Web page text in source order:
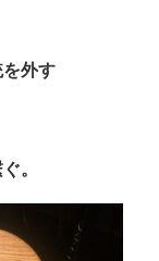
外す
。